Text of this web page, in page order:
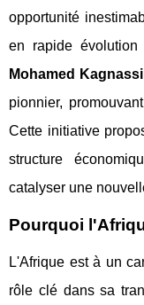
opportunité
en rapide
Mohamed Kagnassi
pionnier,
Cette initiative
structure
catalyser une
Pourquoi
L'Afrique est à un
rôle clé dans sa